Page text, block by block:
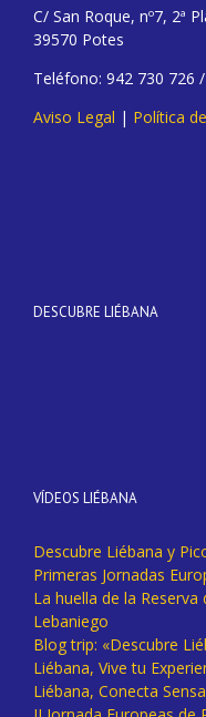
C/ San Roque, nº7, 2ª
39570 Potes
Teléfono: 942 730 726
Aviso Legal | Política
DESCUBRE LIÉBANA
VÍDEOS LIÉBANA
Descubre Liébana y
Primeras Jornadas
La huella de la
Lebaniego
Blog trip: «Descubre
Liébana, Vive tu
Liébana, Conecta